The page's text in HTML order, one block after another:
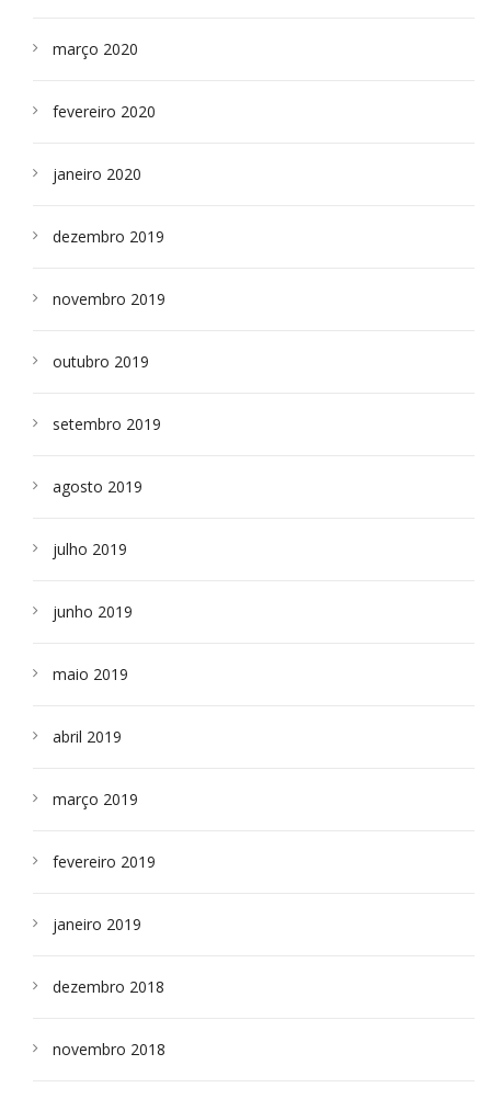
março 2020
fevereiro 2020
janeiro 2020
dezembro 2019
novembro 2019
outubro 2019
setembro 2019
agosto 2019
julho 2019
junho 2019
maio 2019
abril 2019
março 2019
fevereiro 2019
janeiro 2019
dezembro 2018
novembro 2018